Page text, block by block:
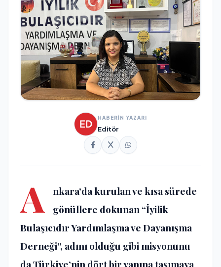
HABERİN YAZARI
Editör
A
nkara’da kurulan ve kısa sürede
gönüllere dokunan “İyilik
Bulaşıcıdır Yardımlaşma ve Dayanışma
Derneği”, adını olduğu gibi misyonunu
da Türkiye’nin dört bir yanına taşımaya